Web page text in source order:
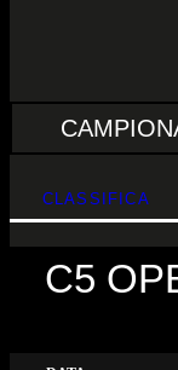
CLASSIFICA
C5